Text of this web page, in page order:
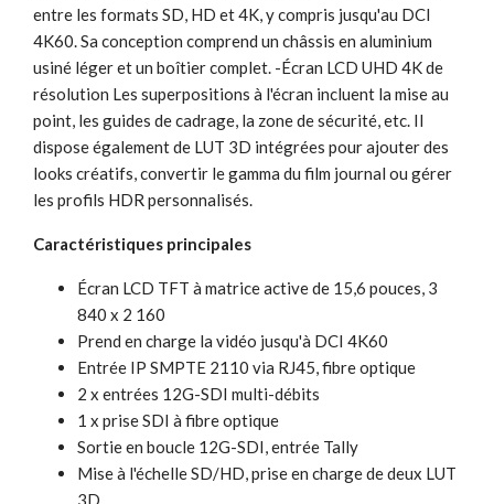
entre les formats SD, HD et 4K, y compris jusqu'au DCI
4K60. Sa conception comprend un châssis en aluminium
usiné léger et un boîtier complet. -Écran LCD UHD 4K de
résolution Les superpositions à l'écran incluent la mise au
point, les guides de cadrage, la zone de sécurité, etc. Il
dispose également de LUT 3D intégrées pour ajouter des
looks créatifs, convertir le gamma du film journal ou gérer
les profils HDR personnalisés.
Caractéristiques principales
Écran LCD TFT à matrice active de 15,6 pouces, 3
840 x 2 160
Prend en charge la vidéo jusqu'à DCI 4K60
Entrée IP SMPTE 2110 via RJ45, fibre optique
2 x entrées 12G-SDI multi-débits
1 x prise SDI à fibre optique
Sortie en boucle 12G-SDI, entrée Tally
Mise à l'échelle SD/HD, prise en charge de deux LUT
3D